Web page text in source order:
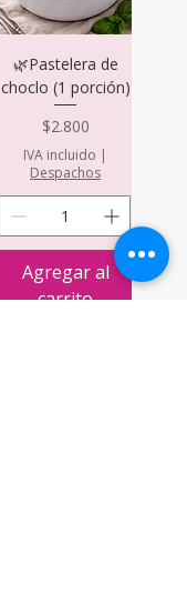
🌿Pastelera de
choclo (1 porción)
Precio
$2.800
IVA incluido |
Despachos
Agregar al
carrito